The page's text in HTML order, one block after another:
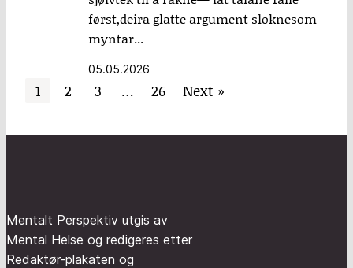
først,deira glatte argument sloknesom
myntar...
05.05.2026
1 2 3 … 26 Next »
Mentalt Perspektiv utgis av
Mental Helse og redigeres etter
Redaktør-plakaten og